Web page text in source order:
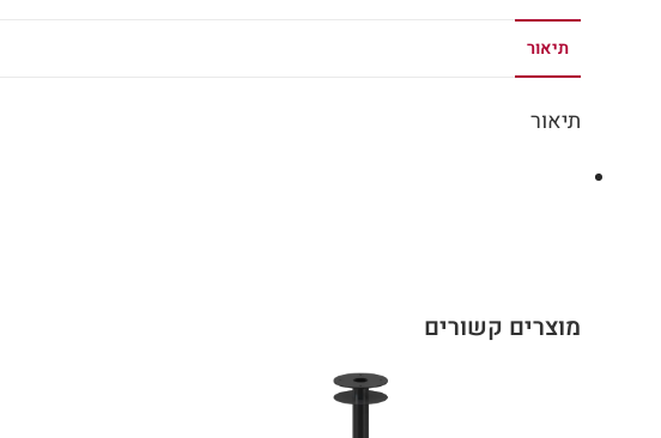
תיאור
תיאור
מוצרים קשורים